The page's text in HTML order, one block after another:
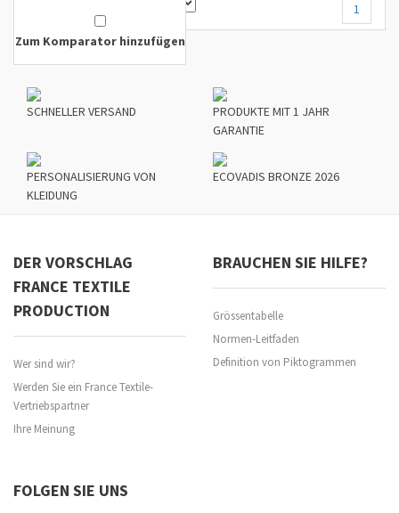
Zum Komparator hinzufügen
1
SCHNELLER VERSAND
PRODUKTE MIT 1 JAHR
GARANTIE
PERSONALISIERUNG VON
KLEIDUNG
ECOVADIS BRONZE 2026
DER VORSCHLAG
FRANCE TEXTILE
PRODUCTION
Wer sind wir?
Werden Sie ein France Textile-
Vertriebspartner
Ihre Meinung
BRAUCHEN SIE HILFE?
Grössentabelle
Normen-Leitfaden
Definition von Piktogrammen
FOLGEN SIE UNS